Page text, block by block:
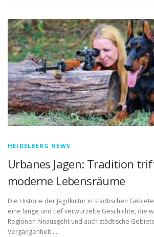
HEIDELBERG NEWS
Urbanes Jagen: Tradition
moderne Lebensräume
Die Historie der Jagdkultur in städtischen
eine lange und tief verwurzelte Geschichte, die
Regionen hinausgeht und auch städtische
Vergangenheit …